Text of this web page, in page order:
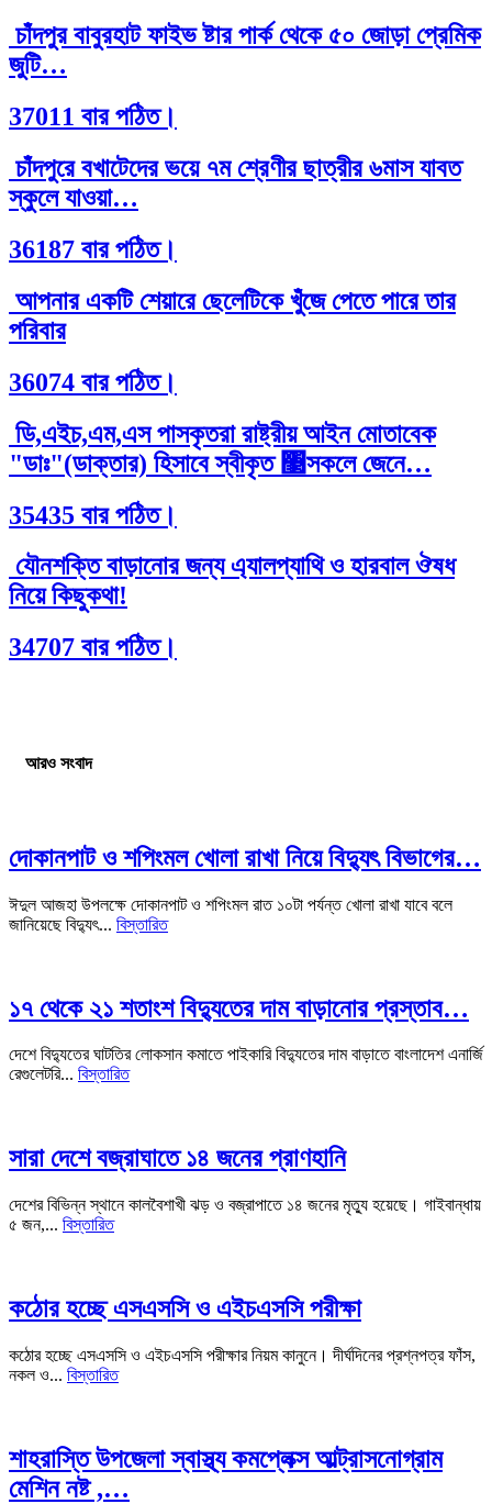
চাঁদপুর বাবুরহাট ফাইভ ষ্টার পার্ক থেকে ৫০ জোড়া প্রেমিক
জুটি…
37011 বার পঠিত।
চাঁদপুরে বখাটেদের ভয়ে ৭ম শ্রেণীর ছাত্রীর ৬মাস যাবত
স্কুলে যাওয়া…
36187 বার পঠিত।
আপনার একটি শেয়ারে ছেলেটিকে খুঁজে পেতে পারে তার
পরিবার
36074 বার পঠিত।
ডি,এইচ,এম,এস পাসকৃতরা রাষ্ট্রীয় আইন মোতাবেক
"ডাঃ"(ডাক্তার) হিসাবে স্বীকৃত ঳সকলে জেনে…
35435 বার পঠিত।
যৌনশক্তি বাড়ানোর জন্য এ্যালপ্যাথি ও হারবাল ঔষধ
নিয়ে কিছুকথা!
34707 বার পঠিত।
আরও সংবাদ
দোকানপাট ও শপিংমল খোলা রাখা নিয়ে বিদ্যুৎ বিভাগের…
ঈদুল আজহা উপলক্ষে দোকানপাট ও শপিংমল রাত ১০টা পর্যন্ত খোলা রাখা যাবে বলে
জানিয়েছে বিদ্যুৎ... বিস্তারিত
১৭ থেকে ২১ শতাংশ বিদ্যুতের দাম বাড়ানোর প্রস্তাব…
দেশে বিদ্যুতের ঘাটতির লোকসান কমাতে পাইকারি বিদ্যুতের দাম বাড়াতে বাংলাদেশ এনার্জি
রেগুলেটরি... বিস্তারিত
সারা দেশে বজ্রাঘাতে ১৪ জনের প্রাণহানি
দেশের বিভিন্ন স্থানে কালবৈশাখী ঝড় ও বজ্রাপাতে ১৪ জনের মৃত্যু হয়েছে। গাইবান্ধায়
৫ জন,... বিস্তারিত
কঠোর হচ্ছে এসএসসি ও এইচএসসি পরীক্ষা
কঠোর হচ্ছে এসএসসি ও এইচএসসি পরীক্ষার নিয়ম কানুনে। দীর্ঘদিনের প্রশ্নপত্র ফাঁস,
নকল ও... বিস্তারিত
শাহরাস্তি উপজেলা স্বাস্থ্য কমপ্লেক্স আল্ট্রাসনোগ্রাম
মেশিন নষ্ট ,…